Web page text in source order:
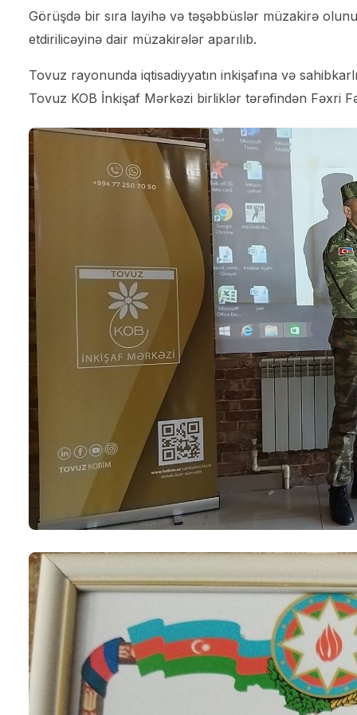
Görüşdə bir sıra layihə və təşəbbüslər müzakirə
etdirilicəyinə dair müzakirələr aparılıb.
Tovuz rayonunda iqtisadiyyatın inkişafına və
Tovuz KOB İnkişaf Mərkəzi birliklər tərəfindən Fəxri